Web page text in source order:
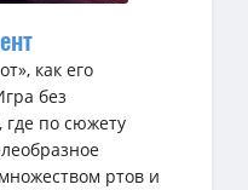
как его
без
где по сюжету
ртов и